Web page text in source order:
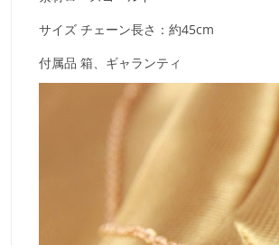
サイズ チェーン長さ：約45cm
付属品 箱、ギャランティ